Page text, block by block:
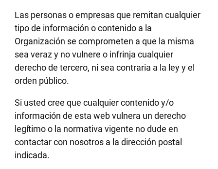
Las personas o empresas que remitan cualquier
tipo de información o contenido a la
Organización se comprometen a que la misma
sea veraz y no vulnere o infrinja cualquier
derecho de tercero, ni sea contraria a la ley y el
orden público.
Si usted cree que cualquier contenido y/o
información de esta web vulnera un derecho
legítimo o la normativa vigente no dude en
contactar con nosotros a la dirección postal
indicada.